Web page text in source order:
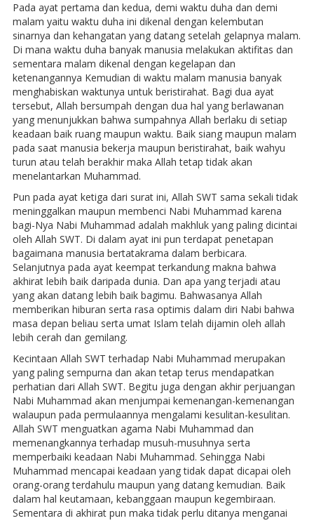
Pada ayat pertama dan kedua, demi waktu duha dan demi
malam yaitu waktu duha ini dikenal dengan kelembutan
sinarnya dan kehangatan yang datang setelah gelapnya malam.
Di mana waktu duha banyak manusia melakukan aktifitas dan
sementara malam dikenal dengan kegelapan dan
ketenangannya Kemudian di waktu malam manusia banyak
menghabiskan waktunya untuk beristirahat. Bagi dua ayat
tersebut, Allah bersumpah dengan dua hal yang berlawanan
yang menunjukkan bahwa sumpahnya Allah berlaku di setiap
keadaan baik ruang maupun waktu. Baik siang maupun malam
pada saat manusia bekerja maupun beristirahat, baik wahyu
turun atau telah berakhir maka Allah tetap tidak akan
menelantarkan Muhammad.
Pun pada ayat ketiga dari surat ini, Allah SWT sama sekali tidak
meninggalkan maupun membenci Nabi Muhammad karena
bagi-Nya Nabi Muhammad adalah makhluk yang paling dicintai
oleh Allah SWT. Di dalam ayat ini pun terdapat penetapan
bagaimana manusia bertatakrama dalam berbicara.
Selanjutnya pada ayat keempat terkandung makna bahwa
akhirat lebih baik daripada dunia. Dan apa yang terjadi atau
yang akan datang lebih baik bagimu. Bahwasanya Allah
memberikan hiburan serta rasa optimis dalam diri Nabi bahwa
masa depan beliau serta umat Islam telah dijamin oleh allah
lebih cerah dan gemilang.
Kecintaan Allah SWT terhadap Nabi Muhammad merupakan
yang paling sempurna dan akan tetap terus mendapatkan
perhatian dari Allah SWT. Begitu juga dengan akhir perjuangan
Nabi Muhammad akan menjumpai kemenangan-kemenangan
walaupun pada permulaannya mengalami kesulitan-kesulitan.
Allah SWT menguatkan agama Nabi Muhammad dan
memenangkannya terhadap musuh-musuhnya serta
memperbaiki keadaan Nabi Muhammad. Sehingga Nabi
Muhammad mencapai keadaan yang tidak dapat dicapai oleh
orang-orang terdahulu maupun yang datang kemudian. Baik
dalam hal keutamaan, kebanggaan maupun kegembiraan.
Sementara di akhirat pun maka tidak perlu ditanya menganai